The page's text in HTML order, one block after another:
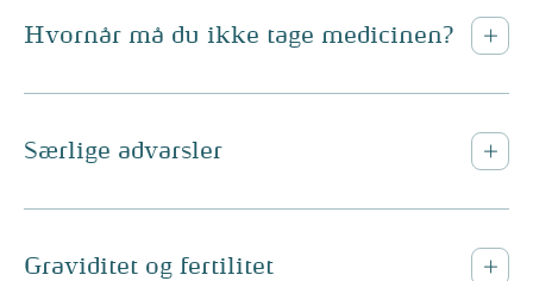
Hvornår må du ikke tage medicinen?
Særlige advarsler
Graviditet og fertilitet